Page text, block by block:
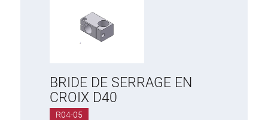
BRIDE DE SERRAGE EN
CROIX D40
R04-05